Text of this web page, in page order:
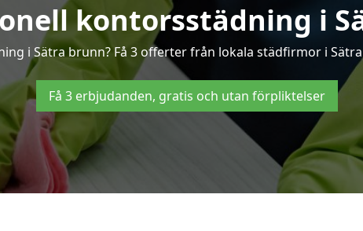
kontorsstädning i
i Sätra brunn? Få 3 offerter från lokala städfirmor i
Få 3 erbjudanden, gratis och utan förpliktelser